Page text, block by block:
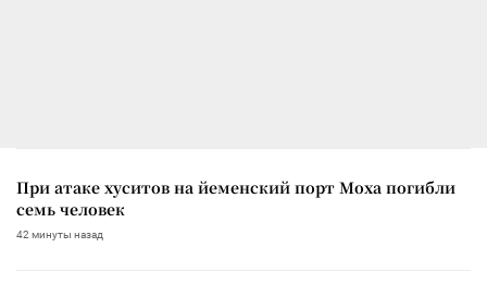
При атаке хуситов на йеменский порт Моха погибли
семь человек
42 минуты назад